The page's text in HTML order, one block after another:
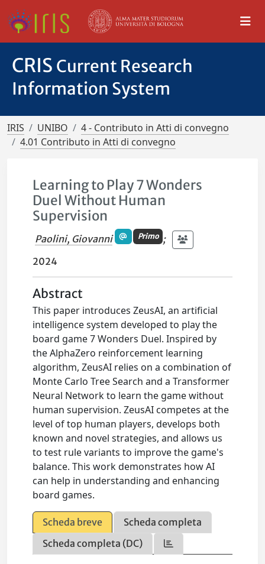
CRIS Current Research
Information System
IRIS UNIBO
4 - Contributo in Atti di convegno
4.01 Contributo in Atti di convegno
Learning to Play 7 Wonders
Duel Without Human
Supervision
Paolini, Giovanni Primo ;
2024
Abstract
This paper introduces ZeusAI, an artificial
intelligence system developed to play the
board game 7 Wonders Duel. Inspired by
the AlphaZero reinforcement learning
algorithm, ZeusAI relies on a combination of
Monte Carlo Tree Search and a Transformer
Neural Network to learn the game without
human supervision. ZeusAI competes at the
level of top human players, develops both
known and novel strategies, and allows us
to test rule variants to improve the game's
balance. This work demonstrates how AI
can help in understanding and enhancing
board games.
Scheda breve
Scheda completa
Scheda completa (DC)